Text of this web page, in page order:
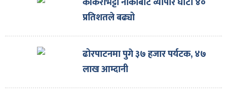
प्रतिशतले बढ्यो
ढोरपाटनमा पुगे ३७ हजार पर्यटक, ४७
लाख आम्दानी